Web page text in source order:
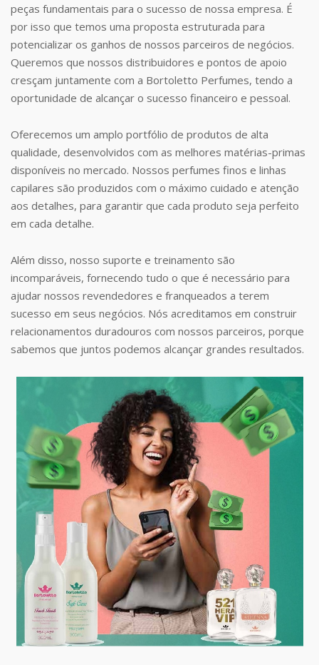
peças fundamentais para o sucesso de nossa empresa. É
por isso que temos uma proposta estruturada para
potencializar os ganhos de nossos parceiros de negócios.
Queremos que nossos distribuidores e pontos de apoio
cresçam juntamente com a Bortoletto Perfumes, tendo a
oportunidade de alcançar o sucesso financeiro e pessoal.
Oferecemos um amplo portfólio de produtos de alta
qualidade, desenvolvidos com as melhores matérias-primas
disponíveis no mercado. Nossos perfumes finos e linhas
capilares são produzidos com o máximo cuidado e atenção
aos detalhes, para garantir que cada produto seja perfeito
em cada detalhe.
Além disso, nosso suporte e treinamento são
incomparáveis, fornecendo tudo o que é necessário para
ajudar nossos revendedores e franqueados a terem
sucesso em seus negócios. Nós acreditamos em construir
relacionamentos duradouros com nossos parceiros, porque
sabemos que juntos podemos alcançar grandes resultados.